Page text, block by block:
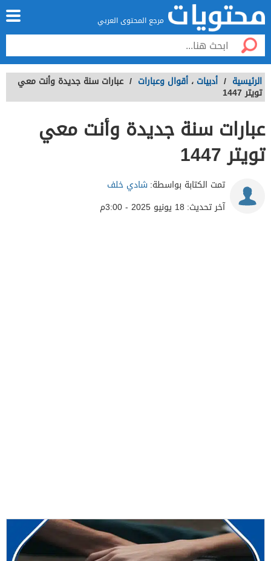
مرجع المحتوى العربي
الرئيسية / أدبيات ، أقوال وعبارات / عبارات سنة جديدة وأنت معي
تويتر 1447
عبارات سنة جديدة وأنت معي
تويتر 1447
تمت الكتابة بواسطة:شادي خلف
آخر تحديث: 18 يونيو 2025 - 3:00م